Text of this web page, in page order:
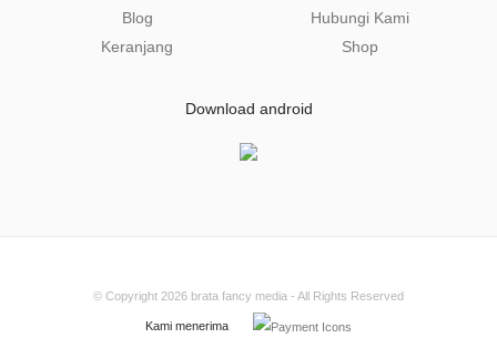
Blog
Keranjang
Hubungi Kami
Shop
Download android
Kami menerima
© Copyright 2026 brata fancy media - All Rights Reserved